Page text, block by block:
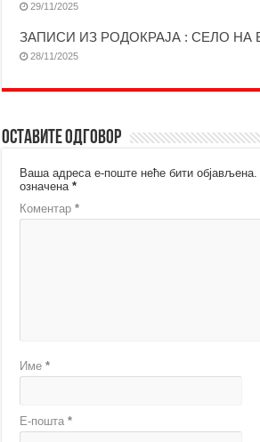
29/11/2025
ЗАПИСИ ИЗ РОДОКРАЈА : СЕЛО НА
28/11/2025
Оставите одговор
Ваша адреса е-поште неће бити објављена.
означена*
Коментар*
Име*
Е-пошта*